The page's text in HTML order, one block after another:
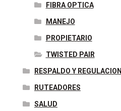
FIBRA OPTICA
MANEJO
PROPIETARIO
TWISTED PAIR
RESPALDO Y REGULACION
RUTEADORES
SALUD